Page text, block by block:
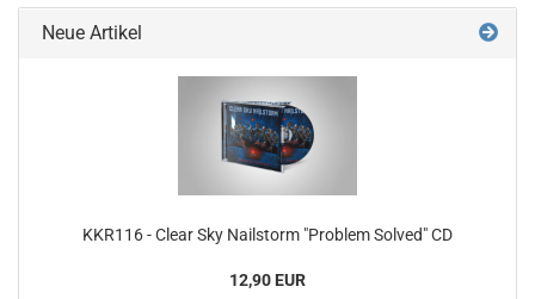
Neue Artikel
KKR116 - Clear Sky Nailstorm "Problem Solved" CD
12,90 EUR